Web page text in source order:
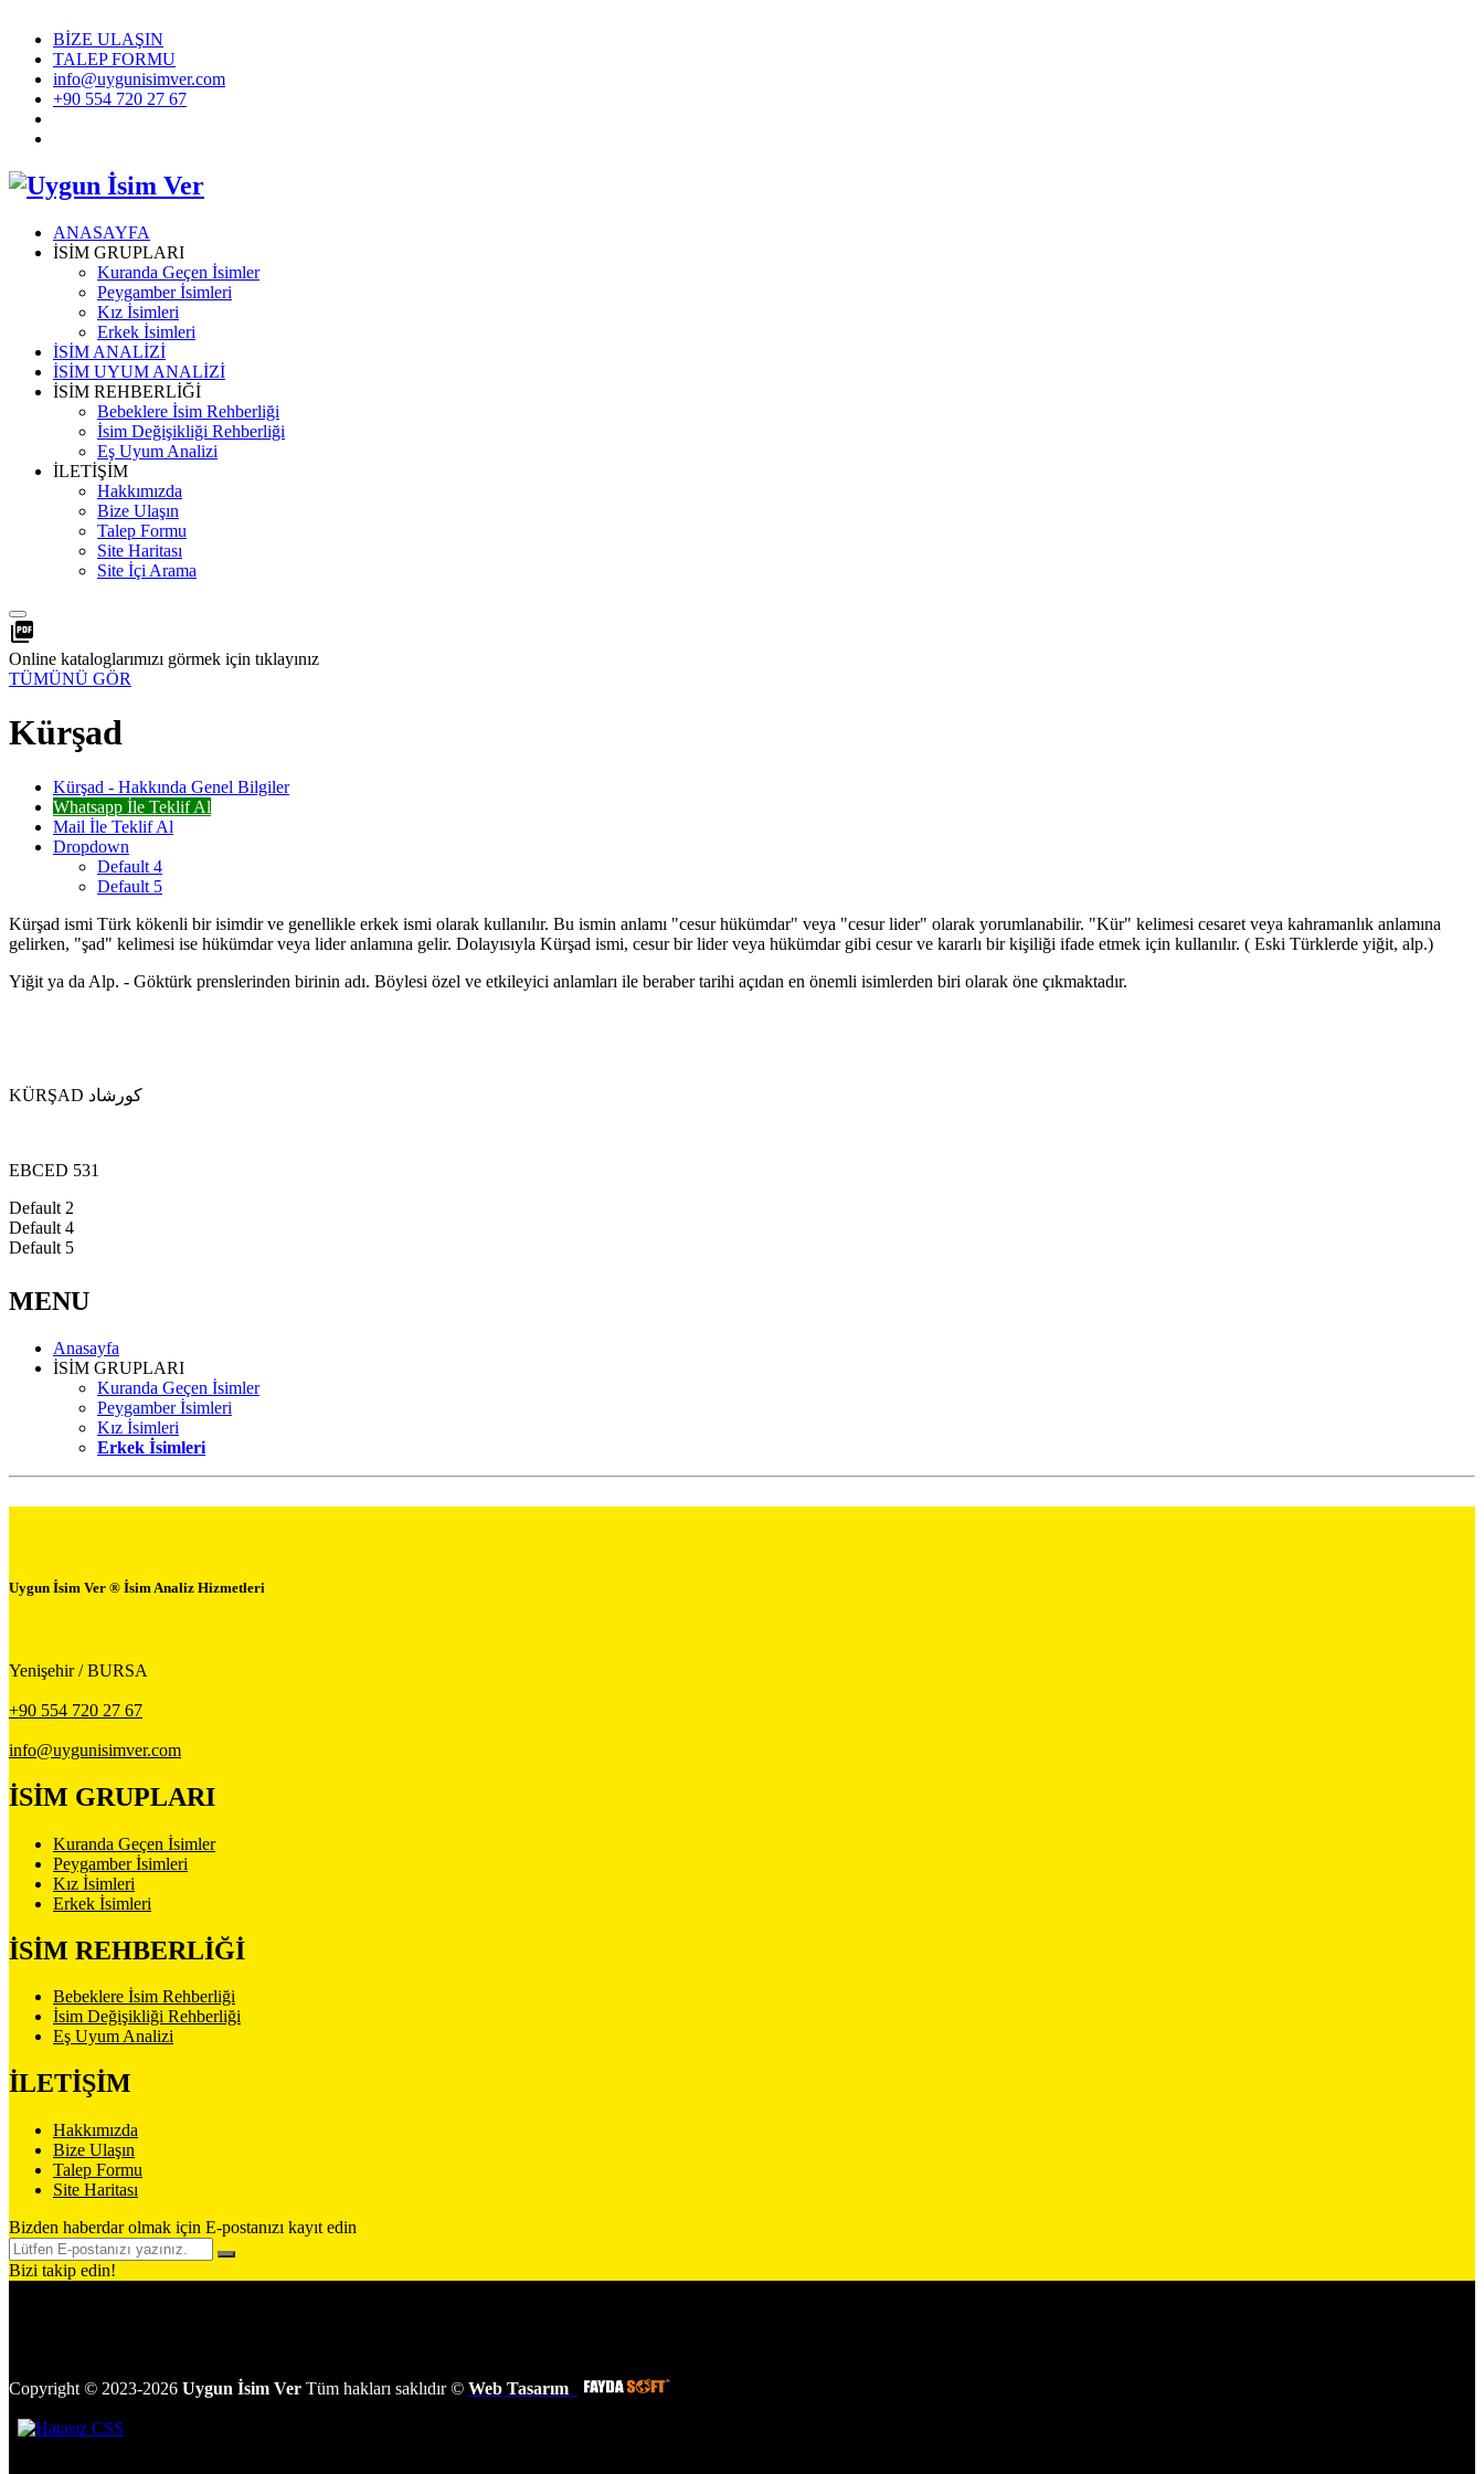
BİZE ULAŞIN
TALEP FORMU
info@uygunisimver.com
+90 554 720 27 67
ANASAYFA
İSİM GRUPLARI
Kuranda Geçen İsimler
Peygamber İsimleri
Kız İsimleri
Erkek İsimleri
İSİM ANALİZİ
İSİM UYUM ANALİZİ
İSİM REHBERLİĞİ
Bebeklere İsim Rehberliği
İsim Değişikliği Rehberliği
Eş Uyum Analizi
İLETİŞİM
Hakkımızda
Bize Ulaşın
Talep Formu
Site Haritası
Site İçi Arama
picture_as_pdf
Online kataloglarımızı görmek için tıklayınız
TÜMÜNÜ GÖR
Kürşad
Kürşad - Hakkında Genel Bilgiler
Whatsapp İle Teklif Al
Mail İle Teklif Al
Dropdown
Default 4
Default 5
Kürşad ismi Türk kökenli bir isimdir ve genellikle erkek ismi olarak kullanılır. Bu ismin anlamı "cesur hükümdar" veya "cesur lider" olarak yorumlanabilir. "Kür" kelimesi cesaret veya kahramanlık anlamına
gelirken, "şad" kelimesi ise hükümdar veya lider anlamına gelir. Dolayısıyla Kürşad ismi, cesur bir lider veya hükümdar gibi cesur ve kararlı bir kişiliği ifade etmek için kullanılır. ( Eski Türklerde yiğit, alp.)
Yiğit ya da Alp. - Göktürk prenslerinden birinin adı. Böylesi özel ve etkileyici anlamları ile beraber tarihi açıdan en önemli isimlerden biri olarak öne çıkmaktadır.
KÜRŞAD كورشاد
EBCED 531
Default 2
Default 4
Default 5
MENU
Anasayfa
İSİM GRUPLARI
Kuranda Geçen İsimler
Peygamber İsimleri
Kız İsimleri
Erkek İsimleri
Uygun İsim Ver ® İsim Analiz Hizmetleri
Yenişehir / BURSA
+90 554 720 27 67
info@uygunisimver.com
İSİM GRUPLARI
Kuranda Geçen İsimler
Peygamber İsimleri
Kız İsimleri
Erkek İsimleri
İSİM REHBERLİĞİ
Bebeklere İsim Rehberliği
İsim Değişikliği Rehberliği
Eş Uyum Analizi
İLETİŞİM
Hakkımızda
Bize Ulaşın
Talep Formu
Site Haritası
Bizden haberdar olmak için E-postanızı kayıt edin
Bizi takip edin!
Copyright © 2023-2026 Uygun İsim Ver Tüm hakları saklıdır © Web Tasarım